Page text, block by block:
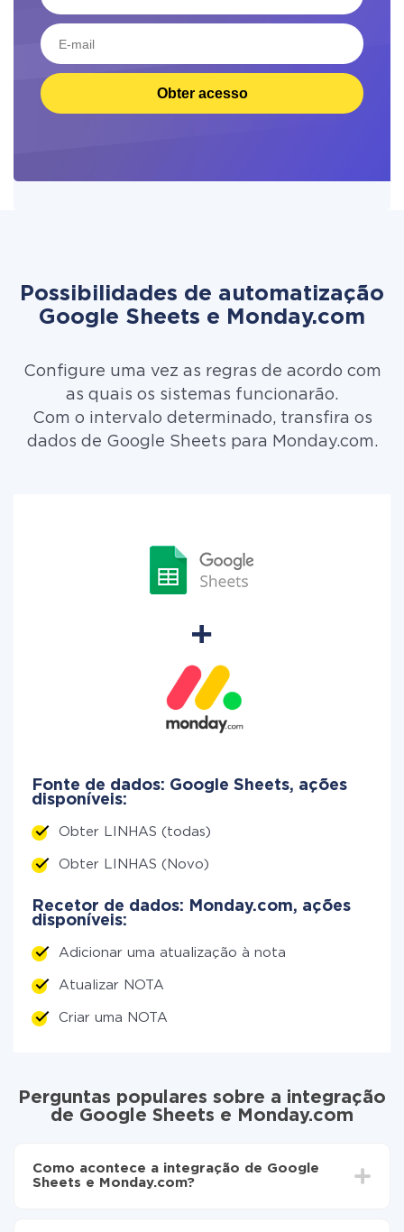
Obter acesso
Possibilidades de automatização
Google Sheets e Monday.com
Configure uma vez as regras de acordo com
as quais os sistemas funcionarão.
Com o intervalo determinado, transfira os
dados de Google Sheets para Monday.com.
Fonte de dados: Google Sheets, ações
disponíveis:
Obter LINHAS (todas)
Obter LINHAS (Novo)
Recetor de dados: Monday.com, ações
disponíveis:
Adicionar uma atualização à nota
Atualizar NOTA
Criar uma NOTA
Perguntas populares sobre a integração
de Google Sheets e Monday.com
Como acontece a integração de Google
Sheets e Monday.com?